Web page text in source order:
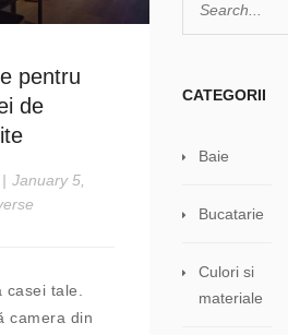
pentru
de
| January 5,
tale.
camera din
CATEGORII
Baie
Bucatarie
Culori si
materiale